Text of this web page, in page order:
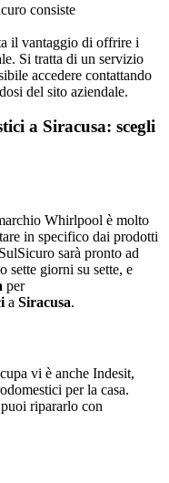
consiste
il vantaggio di offrire i
Si tratta di un servizio
accedere contattando
del sito aziendale.
a Siracusa: scegli
Whirlpool è molto
in specifico dai prodotti
sarà pronto ad
giorni su sette, e
per
a Siracusa.
vi è anche Indesit,
per la casa.
ripararlo con